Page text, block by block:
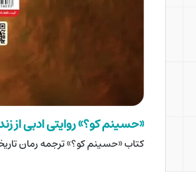
«حسینم کو؟» روایتی ادبی
کتاب «حسینم کو؟» ترجمه رمان